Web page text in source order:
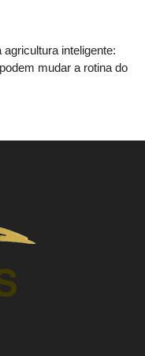
inteligente:
mudar a rotina do